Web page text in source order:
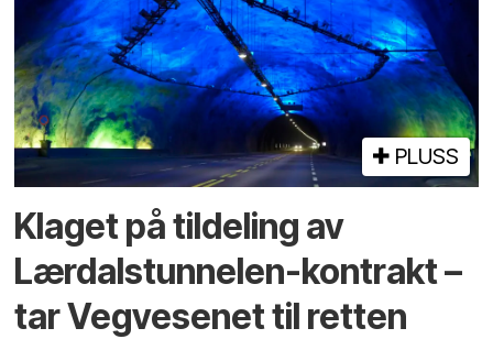
PLUSS
Klaget på tildeling av
Lærdalstunnelen-kontrakt –
tar Vegvesenet til retten